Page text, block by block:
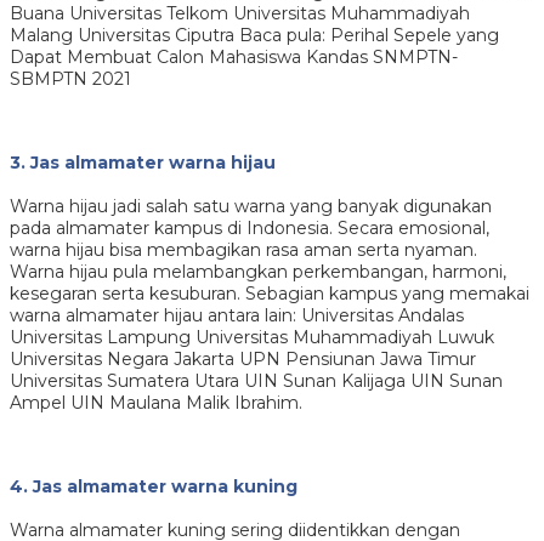
Buana Universitas Telkom Universitas Muhammadiyah
Malang Universitas Ciputra Baca pula: Perihal Sepele yang
Dapat Membuat Calon Mahasiswa Kandas SNMPTN-
SBMPTN 2021
3. Jas almamater warna hijau
Warna hijau jadi salah satu warna yang banyak digunakan
pada almamater kampus di Indonesia. Secara emosional,
warna hijau bisa membagikan rasa aman serta nyaman.
Warna hijau pula melambangkan perkembangan, harmoni,
kesegaran serta kesuburan. Sebagian kampus yang memakai
warna almamater hijau antara lain: Universitas Andalas
Universitas Lampung Universitas Muhammadiyah Luwuk
Universitas Negara Jakarta UPN Pensiunan Jawa Timur
Universitas Sumatera Utara UIN Sunan Kalijaga UIN Sunan
Ampel UIN Maulana Malik Ibrahim.
4. Jas almamater warna kuning
Warna almamater kuning sering diidentikkan dengan